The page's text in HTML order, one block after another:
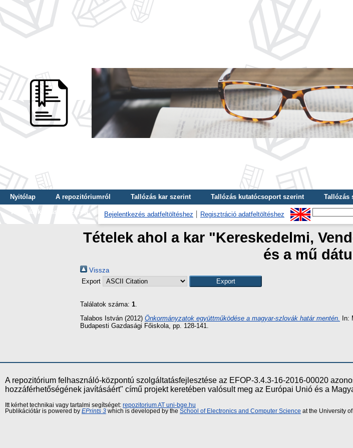
Nyitólap A repozitóriumról Tallózás kar szerint Tallózás kutatócsoport szerint Tallózás
Tallózás kulcsszó szerint
Bejelentkezés adatfeltöltéshez Regisztráció adatfeltöltéshez
Tételek ahol a kar "Kereskedelmi,
és a mű
Vissza
Export
Találatok száma: 1.
Talabos István (2012) Önkormányzatok együttműködése a magyar-szlovák határ mentén.
In:
Budapesti Gazdasági Főiskola, pp. 128-141.
A repozitórium felhasználó-központú szolgáltatásfejlesztése az EFOP-3.4.3-16-2016-00020
hozzáférhetőségének javításáért" című projekt keretében valósult meg az Európai Unió és a
Itt kérhet technikai vagy tartalmi segítséget: repozitorium AT uni-bge.hu
Publikációtár is powered by EPrints 3 which is developed by the School of Electronics and Computer Science at the University